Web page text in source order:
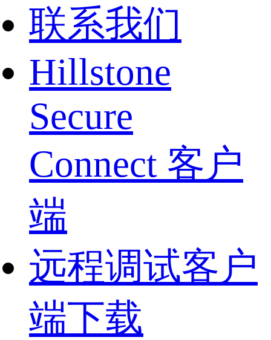
联系我们
Hillstone
Secure
Connect 客户
端
远程调试客户
端下载